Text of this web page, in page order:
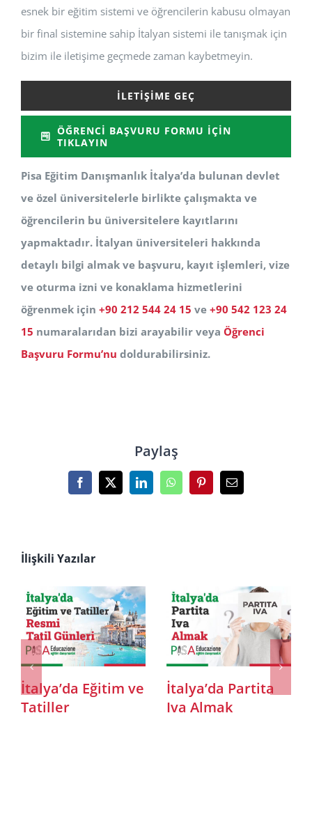
esnek bir eğitim sistemi ve öğrencilerin kabusu olmayan
bir final sistemine sahip İtalyan sistemi ile tanışmak için
bizim ile iletişime geçmede zaman kaybetmeyin.
İLETIŞIME GEÇ
ÖĞRENCI BAŞVURU FORMU İÇIN
TIKLAYIN
Pisa Eğitim Danışmanlık İtalya’da bulunan devlet
ve özel üniversitelerle birlikte çalışmakta ve
öğrencilerin bu üniversitelere kayıtlarını
yapmaktadır. İtalyan üniversiteleri hakkında
detaylı bilgi almak ve başvuru, kayıt işlemleri, vize
ve oturma izni ve konaklama hizmetlerini
öğrenmek için +90 212 544 24 15 ve +90 542 123 24
15 numaralarıdan bizi arayabilir veya Öğrenci
Başvuru Formu’nu doldurabilirsiniz.
Paylaş
Facebook
X LinkedInWhatsAppPinterest
E-
İlişkili Yazılar
Codice Fiscale
Nedir?
Permesso di
Soggiorno Nedir?